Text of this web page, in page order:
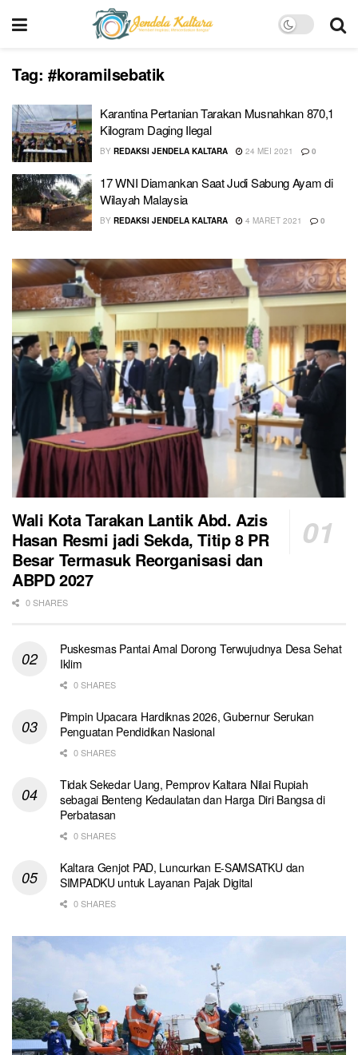
Tag: #koramilsebatik
Karantina Pertanian Tarakan Musnahkan 870,1
Kilogram Daging Ilegal
BY REDAKSI JENDELA KALTARA 24 MEI 2021 0
17 WNI Diamankan Saat Judi Sabung Ayam di
Wilayah Malaysia
BY REDAKSI JENDELA KALTARA 4 MARET 2021 0
Wali Kota Tarakan Lantik Abd. Azis
Hasan Resmi jadi Sekda, Titip 8 PR
Besar Termasuk Reorganisasi dan
ABPD 2027
0 SHARES
Puskesmas Pantai Amal Dorong Terwujudnya Desa Sehat
Iklim
0 SHARES
Pimpin Upacara Hardiknas 2026, Gubernur Serukan
Penguatan Pendidikan Nasional
0 SHARES
Tidak Sekedar Uang, Pemprov Kaltara Nilai Rupiah
sebagai Benteng Kedaulatan dan Harga Diri Bangsa di
Perbatasan
0 SHARES
Kaltara Genjot PAD, Luncurkan E-SAMSATKU dan
SIMPADKU untuk Layanan Pajak Digital
0 SHARES